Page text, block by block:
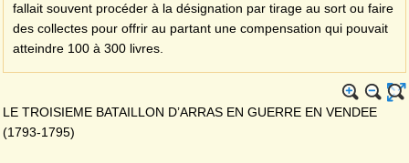
fallait souvent procéder à la désignation par tirage au sort ou faire
des collectes pour offrir au partant une compensation qui pouvait
atteindre 100 à 300 livres.
LE TROISIEME BATAILLON D’ARRAS EN GUERRE EN VENDEE
(1793-1795)